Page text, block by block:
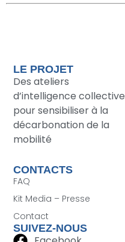
LE PROJET
Des ateliers
d’intelligence collective
pour sensibiliser à la
décarbonation de la
mobilité
CONTACTS
FAQ
Kit Media – Presse
Contact
SUIVEZ-NOUS